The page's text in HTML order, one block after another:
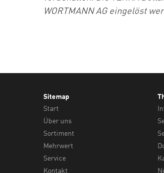
WORTMANN AG eingelöst
Sitemap
Start
Über uns
Sortiment
Mehrwert
Service
Kontakt